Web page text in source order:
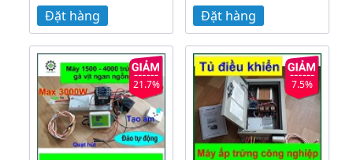
Đặt hàng Đặt hàng
21.7% 7.5%